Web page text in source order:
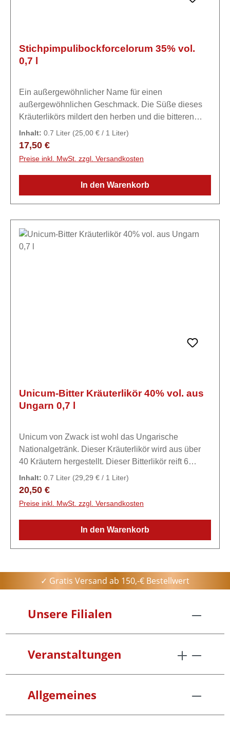
Stichpimpulibockforcelorum 35% vol.
0,7 l
Ein außergewöhnlicher Name für einen
außergewöhnlichen Geschmack. Die Süße dieses
Kräuterlikörs mildert den herben und die bitteren
Kräuternoten ab und verleiht ihm seinen
unnachahmlichen Geschmack.
Inhalt: 0.7 Liter (25,00 € / 1 Liter)
Regulärer Preis:
17,50 €
Preise inkl. MwSt. zzgl. Versandkosten
In den Warenkorb
Unicum-Bitter Kräuterlikör 40% vol. aus
Ungarn 0,7 l
Unicum von Zwack ist wohl das Ungarische
Nationalgetränk. Dieser Kräuterlikör wird aus über
40 Kräutern hergestellt. Dieser Bitterlikör reift 6
Monate in Eichenholzfässer um seinen urtypischen
Charakter zu erlangen.ExpertiseHergestellt nach
Inhalt: 0.7 Liter (29,29 € / 1 Liter)
Regulärer Preis:
20,50 €
Preise inkl. MwSt. zzgl. Versandkosten
In den Warenkorb
✓ Gratis Versand ab 150,-€ Bestellwert
Unsere Filialen
Veranstaltungen
Allgemeines